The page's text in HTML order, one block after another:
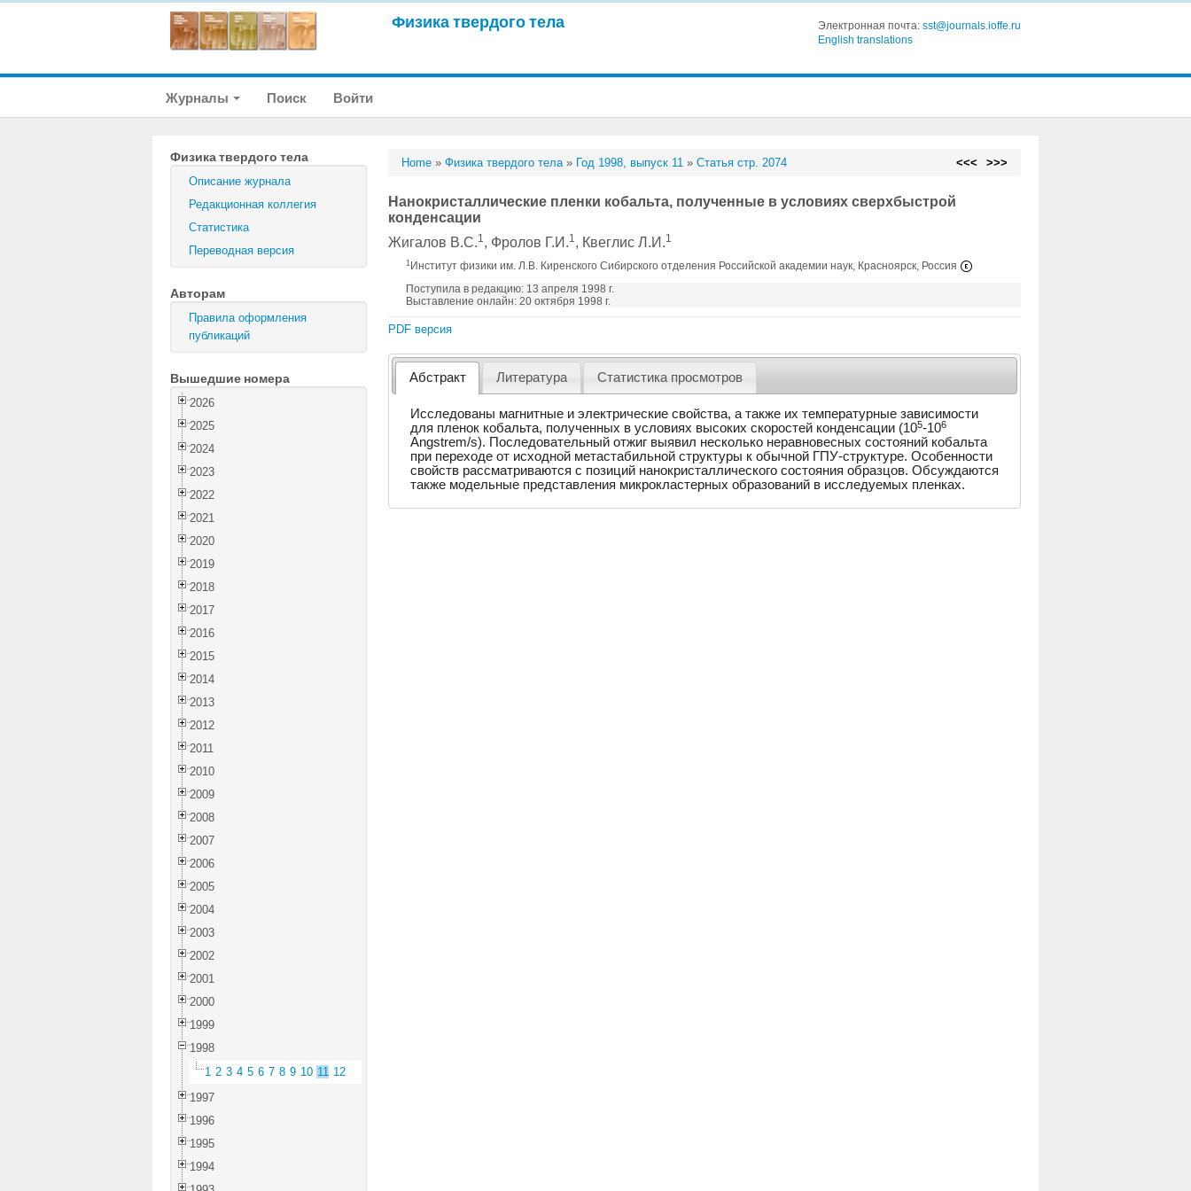
Физика твердого тела Электронная почта: sst@journals.ioffe.ru
English translations
Журналы Поиск Войти
Физика твердого тела
Описание журнала
Редакционная коллегия
Статистика
Переводная версия
Авторам
Правила оформления
публикаций
Вышедшие номера
2026
2025
2024
2023
2022
2021
2020
2019
2018
2017
2016
2015
2014
2013
2012
2011
2010
2009
2008
2007
2006
2005
2004
2003
2002
2001
2000
1999
1998
1 2 3 4 5 6 7 8 9 10 11 12
1997
1996
1995
1994
Home »Физика твердого тела» Год 1998, выпуск 11 »Статья стр. 2074 <<< >>>
Нанокристаллические пленки кобальта, полученные в условиях сверхбыстрой
конденсации
Жигалов В.С.1, Фролов Г.И.1, Квеглис Л.И.1
1 Институт физики им. Л.В. Киренского Сибирского отделения Российской академии наук, Красноярск, Россия
Поступила в редакцию: 13 апреля 1998 г.
Выставление онлайн: 20 октября 1998 г.
PDF версия
Абстракт Литература Статистика просмотров
Исследованы магнитные и электрические свойства, а также их температурные зависимости
для пленок кобальта, полученных в условиях высоких скоростей конденсации (105-106
Angstrem/s). Последовательный отжиг выявил несколько неравновесных состояний кобальта
при переходе от исходной метастабильной структуры к обычной ГПУ-структуре. Особенности
свойств рассматриваются с позиций нанокристаллического состояния образцов. Обсуждаются
также модельные представления микрокластерных образований в исследуемых пленках.